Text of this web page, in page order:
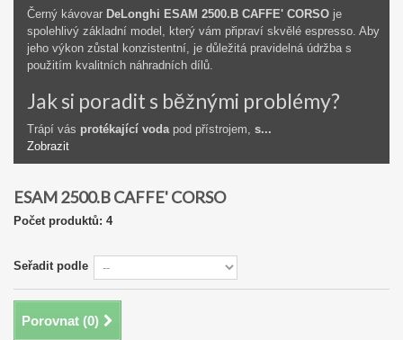
Černý kávovar DeLonghi ESAM 2500.B CAFFE' CORSO je
spolehlivý základní model, který vám připraví skvělé espresso. Aby
jeho výkon zůstal konzistentní, je důležitá pravidelná údržba s
použitím kvalitních náhradních dílů.
Jak si poradit s běžnými problémy?
Trápí vás protékající vodapod přístrojem, s...
Zobrazit
ESAM 2500.B CAFFE' CORSO
Počet produktů: 4
Seřadit podle
Porovnat (0)